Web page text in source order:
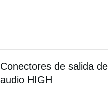
Conectores de salida de
audio HIGH